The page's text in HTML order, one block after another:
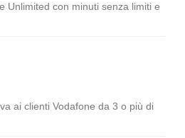
Unlimited con minuti senza limiti e
ai clienti Vodafone da 3 o più di